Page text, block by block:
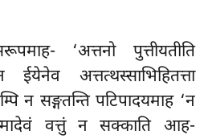
‘अत्तनो पुत्तीयतीति
ईयेनेव अत्तत्थस्साभिहितत्ता
न सङ्गतन्ति पटिपादयमाह ‘न
वत्तुं न सक्काति आह-